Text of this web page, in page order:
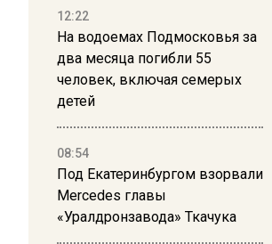
12:22
На водоемах Подмосковья за
два месяца погибли 55
человек, включая семерых
детей
08:54
Под Екатеринбургом взорвали
Mercedes главы
«Уралдронзавода» Ткачука